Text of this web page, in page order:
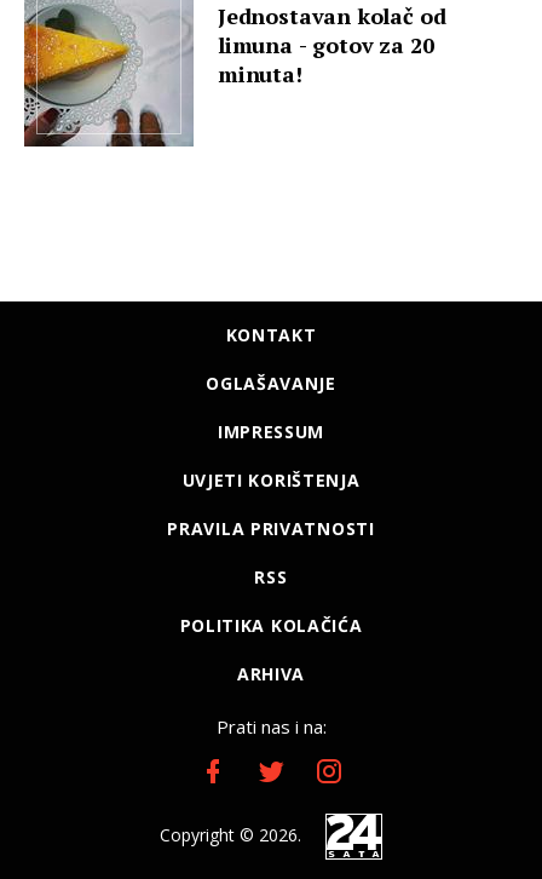
Jednostavan kolač od
limuna - gotov za 20
minuta!
KONTAKT
OGLAŠAVANJE
IMPRESSUM
UVJETI KORIŠTENJA
PRAVILA PRIVATNOSTI
RSS
POLITIKA KOLAČIĆA
ARHIVA
Prati nas i na:
Copyright © 2026.